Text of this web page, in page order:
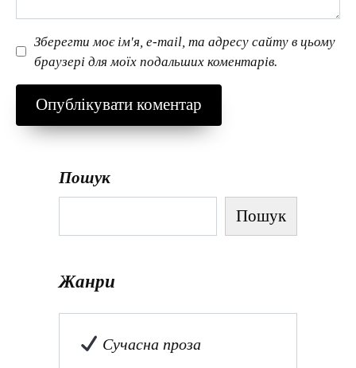
Зберегти моє ім'я, e-mail, та адресу сайту в цьому
браузері для моїх подальших коментарів.
Пошук
Пошук
Жанри
Сучасна проза